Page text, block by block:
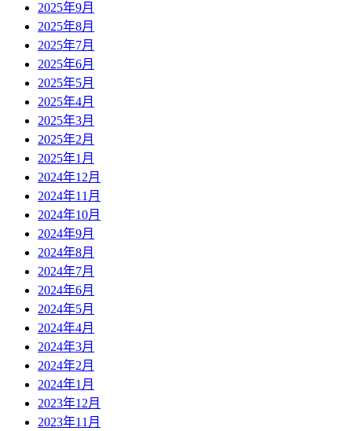
2025年9月
2025年8月
2025年7月
2025年6月
2025年5月
2025年4月
2025年3月
2025年2月
2025年1月
2024年12月
2024年11月
2024年10月
2024年9月
2024年8月
2024年7月
2024年6月
2024年5月
2024年4月
2024年3月
2024年2月
2024年1月
2023年12月
2023年11月